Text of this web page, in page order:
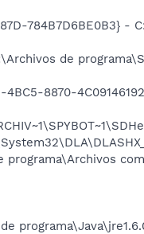
784B7D6BE0B3} -
de
8870-
programa\Archivos